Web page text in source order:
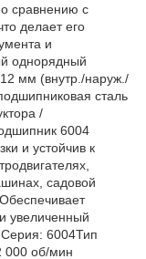
сравнению с
делает его
и
однорядный
мм (внутр./наруж./
сталь
/
6004
и устойчив к
садовой
увеличенный
6004Тип
000 об/мин